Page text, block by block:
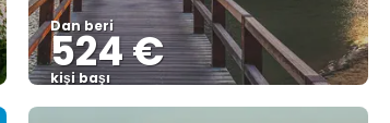
Dan beri
524 €
kişi başı
Görüntüle